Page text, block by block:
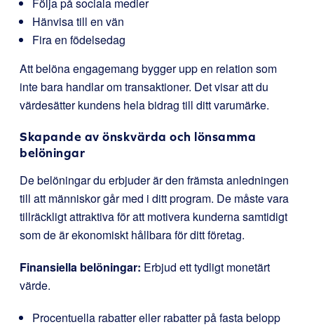
Hänvisa till en vän
Fira en födelsedag
Att belöna engagemang bygger upp en relation som
inte bara handlar om transaktioner. Det visar att du
värdesätter kundens hela bidrag till ditt varumärke.
Skapande av önskvärda och lönsamma
belöningar
De belöningar du erbjuder är den främsta anledningen
till att människor går med i ditt program. De måste vara
tillräckligt attraktiva för att motivera kunderna samtidigt
som de är ekonomiskt hållbara för ditt företag.
Finansiella belöningar: Erbjud ett tydligt monetärt
värde.
Procentuella rabatter eller rabatter på fasta belopp